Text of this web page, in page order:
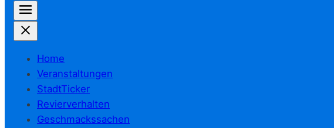
Home
Veranstaltungen
StadtTicker
Revierverhalten
Geschmackssachen